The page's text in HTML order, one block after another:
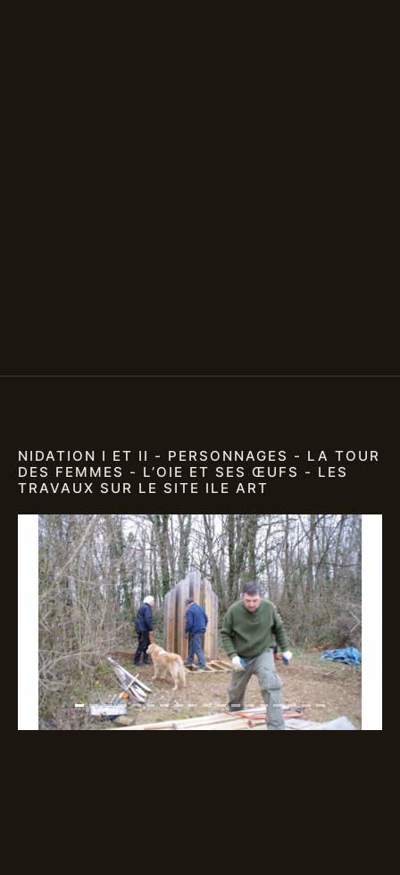
NIDATION I ET II - PERSONNAGES - LA TOUR
DES FEMMES - L’OIE ET SES ŒUFS - LES
TRAVAUX SUR LE SITE ILE ART
Previous Next